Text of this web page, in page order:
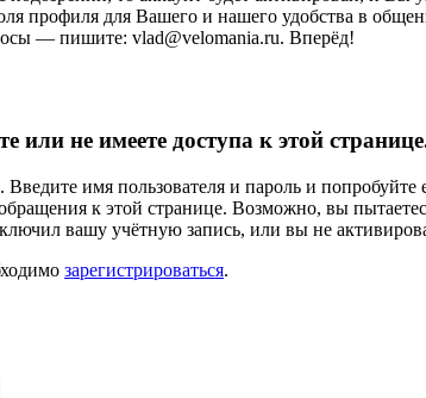
профиля для Вашего и нашего удобства в
— пишите: vlad@velomania.ru. Вперёд!
или не имеете доступа к этой
имя пользователя и пароль и попробуйте
к этой странице. Возможно, вы
вашу учётную запись, или вы не
зарегистрироваться.